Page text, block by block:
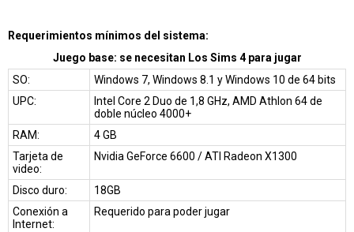
Requerimientos mínimos del sistema:
Juego base: se necesitan Los Sims 4 para jugar
SO:
Windows 7, Windows 8.1 y Windows 10 de 64 bits
UPC:
Intel Core 2 Duo de 1,8 GHz, AMD Athlon 64 de
doble núcleo 4000+
RAM:
4 GB
Tarjeta de
video:
Nvidia GeForce 6600 / ATI Radeon X1300
Disco duro:
18GB
Conexión a
Internet:
Requerido para poder jugar